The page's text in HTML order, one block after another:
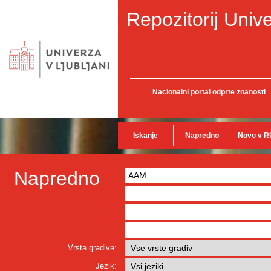
Repozitorij
Nacionalni portal odprte znanosti
Iskanje Napredno Novo v
Napredno
Vrsta gradiva:
Jezik: